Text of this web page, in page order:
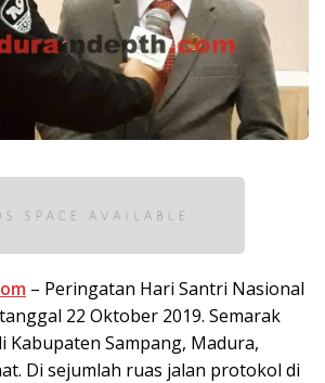
– Peringatan Hari Santri Nasional
22 Oktober 2019. Semarak
Kabupaten Sampang, Madura,
Di sejumlah ruas jalan protokol di